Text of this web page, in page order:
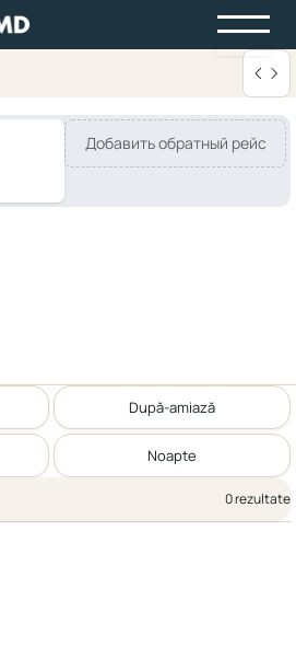
Добавить обратный рейс
După-amiază
Noapte
0 rezultate